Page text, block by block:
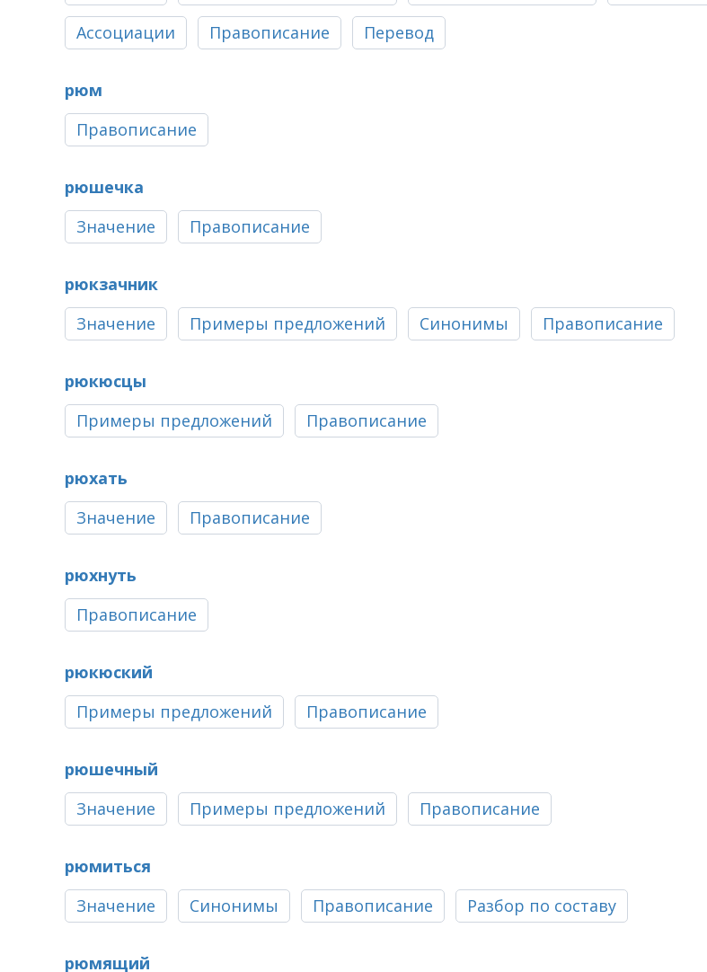
Ассоциации Правописание Перевод
рюм
Правописание
рюшечка
Значение
Правописание
рюкзачник
Значение
Примеры предложений Синонимы Правописание
рюкюсцы
Примеры предложений
Правописание
рюхать
Значение
Правописание
рюхнуть
Правописание
рюкюский
Примеры предложений
Правописание
рюшечный
Значение
Примеры предложений Правописание
рюмиться
Значение
Синонимы Правописание Разбор по составу
рюмящий